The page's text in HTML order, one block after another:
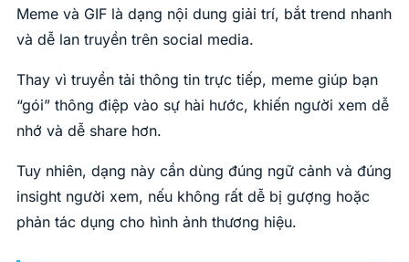
Meme và GIF là dạng nội dung giải trí, bắt trend nhanh
và dễ lan truyền trên social media.
Thay vì truyền tải thông tin trực tiếp, meme giúp bạn
“gói” thông điệp vào sự hài hước, khiến người xem dễ
nhớ và dễ share hơn.
Tuy nhiên, dạng này cần dùng đúng ngữ cảnh và đúng
insight người xem, nếu không rất dễ bị gượng hoặc
phản tác dụng cho hình ảnh thương hiệu.